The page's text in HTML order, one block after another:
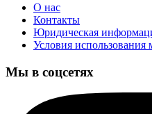
О нас
Контакты
Юридическая
Условия использования
Мы в соцсетях